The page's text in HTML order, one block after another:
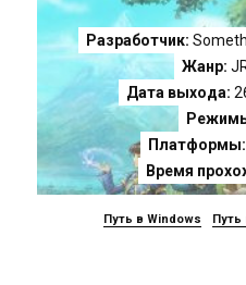
Разработчик:
Жанр:
Дата выхода:
Платформы:
Время
Путь в Windows Путь